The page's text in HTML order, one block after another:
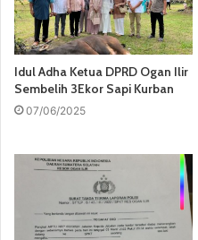
Idul Adha Ketua DPRD Ogan Ilir
Sembelih 3Ekor Sapi Kurban
07/06/2025